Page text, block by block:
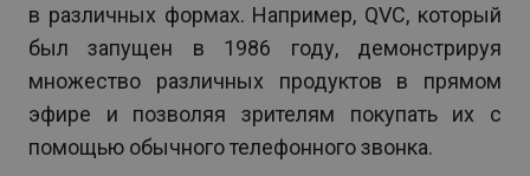
в различных формах. Например, QVC, который
был запущен в 1986 году, демонстрируя
множество различных продуктов в прямом
эфире и позволяя зрителям покупать их с
помощью обычного телефонного звонка.